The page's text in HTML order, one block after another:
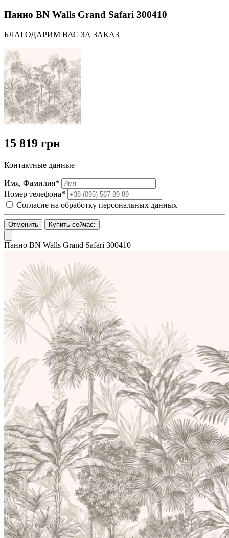
Панно BN Walls Grand Safari 300410
БЛАГОДАРИМ ВАС ЗА ЗАКАЗ
15 819 грн
Контактные данные
Имя, Фамилия*
Номер телефона*
Согласие на обработку персональных данных
Отменить Купить сейчас:
Панно BN Walls Grand Safari 300410